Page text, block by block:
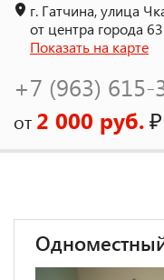
г. Гатчина, улица
от центра города
Показать на карте
+7 (963) 615-
от 2 000 руб.₽